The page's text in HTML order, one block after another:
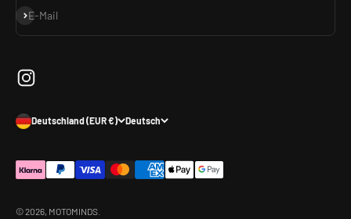
E-Mail
Abonnieren
Deutschland (EUR €) Deutsch
© 2026, MOTOMINDS.